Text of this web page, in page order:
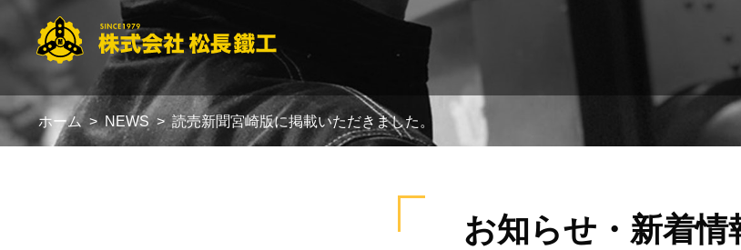
ホーム NEWS 読売新聞宮崎版に掲載いただきました。
お知らせ・新着情